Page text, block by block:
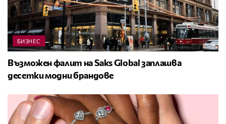
БИЗНЕС
Възможен фалит на Saks Global заплашва
десетки модни брандове